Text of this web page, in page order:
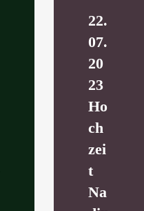
22.
07.
20
23
Ho
ch
zei
t
Na